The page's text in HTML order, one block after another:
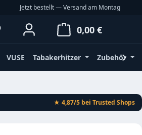
Jetzt bestellt — Versand am Montag
Du hast 0 Produkte auf dem
0,00 €
VUSE Tabakerhitzer Zubehör
★ 4,87/5 bei Trusted Shops